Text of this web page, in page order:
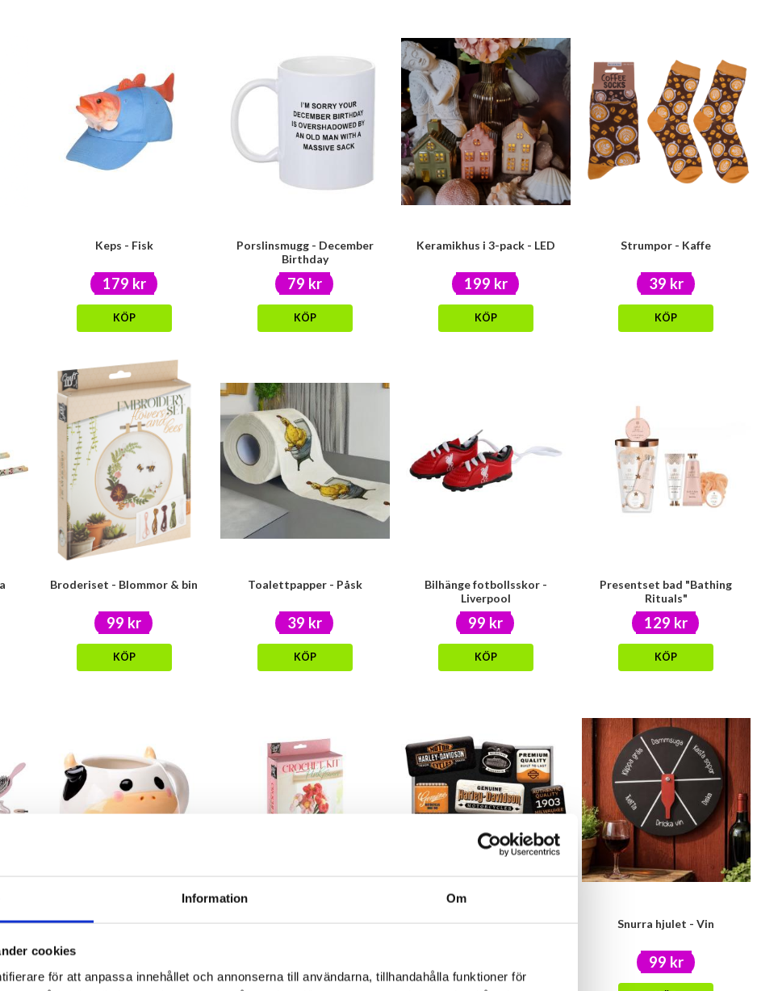
Information Om
cookies
för att anpassa innehållet och annonserna till användarna, tillhandahålla funktioner för
Keps - Fisk
179 kr
KÖP
Porslinsmugg - December
Birthday
79 kr
KÖP
Keramikhus i 3-pack - LED
199 kr
KÖP
Strumpor - Kaffe
39 kr
KÖP
Broderiset - Blommor & bin
99 kr
KÖP
Toalettpapper - Påsk
39 kr
KÖP
Bilhänge fotbollsskor -
Liverpool
99 kr
KÖP
Presentset bad "Bathing
Rituals"
129 kr
KÖP
Mugg - Ko
Pysselset- Virka blommor i
Harley Davidson magneter 9st Snurra hjulet - Vin
99 kr